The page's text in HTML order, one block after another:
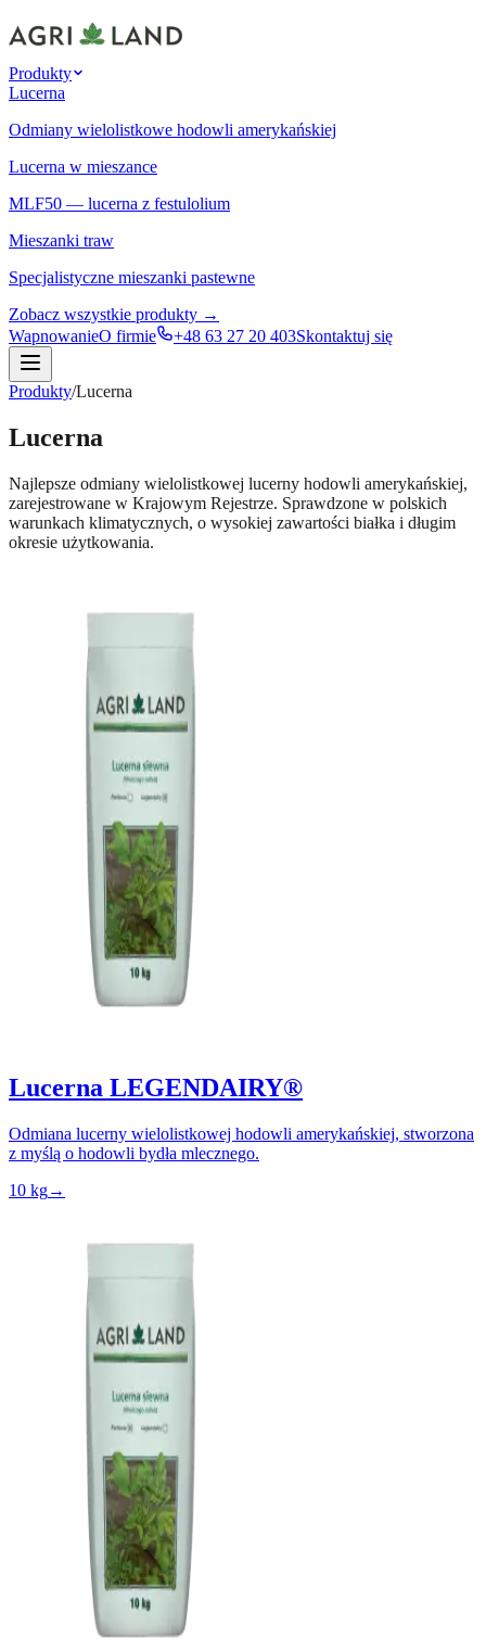
Produkty
Lucerna
Odmiany wielolistkowe hodowli amerykańskiej
Lucerna w mieszance
MLF50 — lucerna z festulolium
Mieszanki traw
Specjalistyczne mieszanki pastewne
Zobacz wszystkie produkty →
WapnowanieO firmie +48 63 27 20 403Skontaktuj się
Produkty/Lucerna
Lucerna
Najlepsze odmiany wielolistkowej lucerny hodowli amerykańskiej,
zarejestrowane w Krajowym Rejestrze. Sprawdzone w polskich
warunkach klimatycznych, o wysokiej zawartości białka i długim
okresie użytkowania.
Lucerna LEGENDAIRY®
Odmiana lucerny wielolistkowej hodowli amerykańskiej, stworzona
z myślą o hodowli bydła mlecznego.
10 kg→